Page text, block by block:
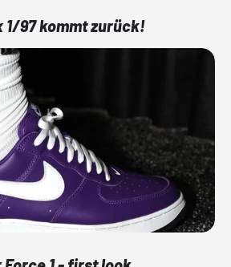
1/97 kommt zurück!